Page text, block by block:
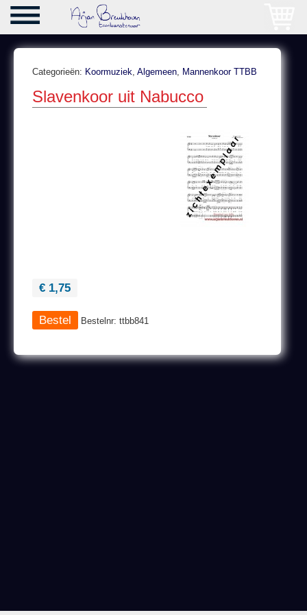
Categorieën: Koormuziek, Algemeen, Mannenkoor TTBB
Slavenkoor uit Nabucco
€ 1,75
Bestelnr: ttbb841